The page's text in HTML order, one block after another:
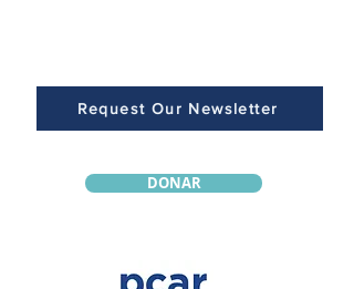
Request Our Newsletter
DONAR